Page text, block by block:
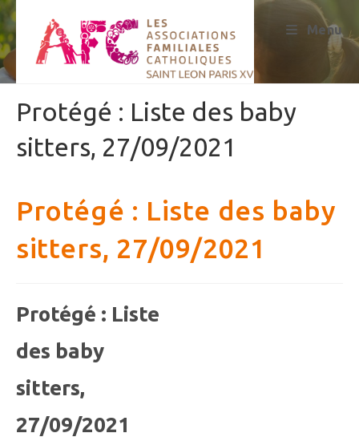
Skip
to
content
Menu
Protégé : Liste des baby
sitters, 27/09/2021
Protégé : Liste des baby
sitters, 27/09/2021
Protégé : Liste
des baby
sitters,
27/09/2021